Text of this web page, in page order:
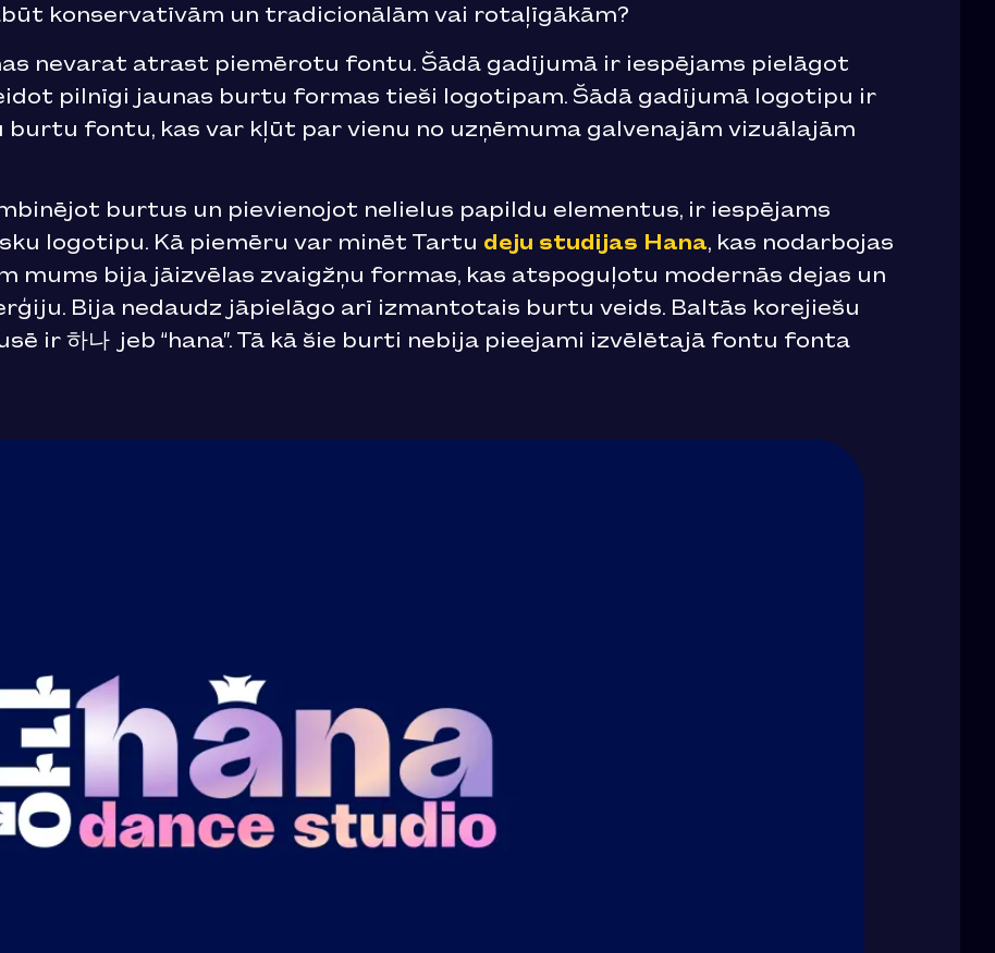
konservatīvām un tradicionālām vai rotaļīgākām?
nevarat atrast piemērotu fontu. Šādā gadījumā ir iespējams pielāgot
pilnīgi jaunas burtu formas tieši logotipam. Šādā gadījumā logotipu ir
fontu, kas var kļūt par vienu no uzņēmuma galvenajām vizuālajām
burtus un pievienojot nelielus papildu elementus, ir iespējams
logotipu. Kā piemēru var minēt Tartu deju studijas Hana, kas nodarbojas
mums bija jāizvēlas zvaigžņu formas, kas atspoguļotu modernās dejas un
Bija nedaudz jāpielāgo arī izmantotais burtu veids. Baltās korejiešu
ir 하나 jeb “hana”. Tā kā šie burti nebija pieejami izvēlētajā fontu fonta